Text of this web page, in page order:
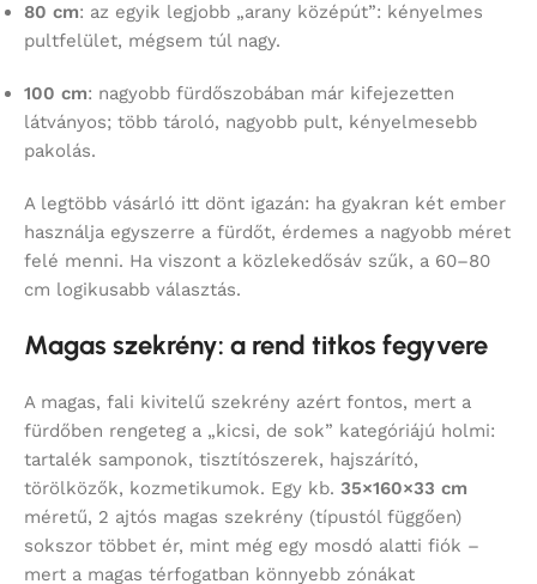
80 cm: az egyik legjobb „arany középút”: kényelmes
pultfelület, mégsem túl nagy.
100 cm: nagyobb fürdőszobában már kifejezetten
látványos; több tároló, nagyobb pult, kényelmesebb
pakolás.
A legtöbb vásárló itt dönt igazán: ha gyakran két ember
használja egyszerre a fürdőt, érdemes a nagyobb méret
felé menni. Ha viszont a közlekedősáv szűk, a 60–80
cm logikusabb választás.
Magas szekrény: a rend titkos fegyvere
A magas, fali kivitelű szekrény azért fontos, mert a
fürdőben rengeteg a „kicsi, de sok” kategóriájú holmi:
tartalék samponok, tisztítószerek, hajszárító,
törölközők, kozmetikumok. Egy kb. 35×160×33 cm
méretű, 2 ajtós magas szekrény (típustól függően)
sokszor többet ér, mint még egy mosdó alatti fiók –
mert a magas térfogatban könnyebb zónákat